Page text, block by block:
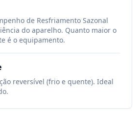
de Resfriamento Sazonal
do aparelho. Quanto maior o
é o equipamento.
reversível (frio e quente). Ideal